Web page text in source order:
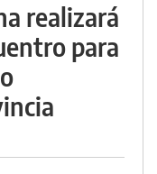
realizará
para